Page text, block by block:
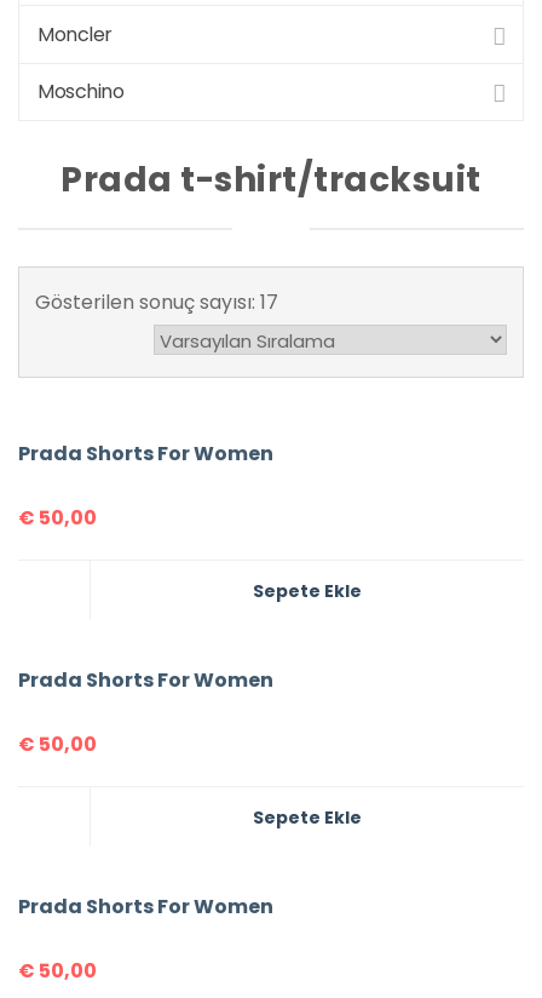
Moncler
Moschino
Prada t-shirt/tracksuit
Gösterilen sonuç sayısı: 17
Prada Shorts For Women
€ 50,00
Sepete Ekle
Prada Shorts For Women
€ 50,00
Sepete Ekle
Prada Shorts For Women
€ 50,00